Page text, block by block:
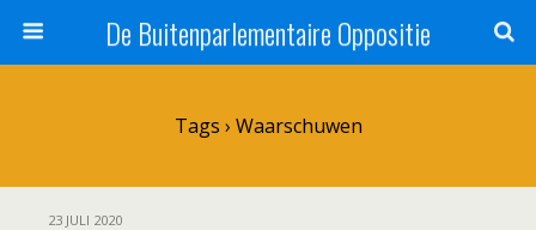
De Buitenparlementaire Oppositie
Tags › Waarschuwen
23 JULI 2020